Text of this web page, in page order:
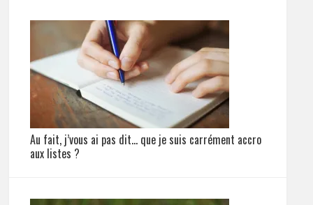
Au fait, j’vous ai pas dit… que je suis carrément accro
aux listes ?